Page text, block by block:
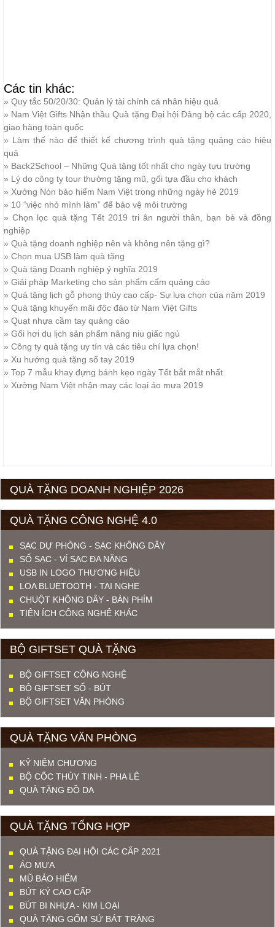
Các tin khác:
» Quy tắc 50/20/30: Quản lý tài chính cá nhân hiệu quả
» Nam Việt Gifts Nhận thầu Quà tặng Đại hội Đảng bộ các cấp 2020,
giao hàng toàn quốc
» Làm thế nào để thiết kế chương trình quà tặng quảng cáo hiệu
quả
» Back2School – Những Quà tặng tốt nhất cho ngày tựu trường
» Lý do công ty tour thường tặng mũ, gối tựa đầu cho khách
» Xưởng Nón bảo hiểm Nam Việt trong những ngày hè 2019
» 10 “việc nhỏ mình làm” để bảo vệ môi trường
»Chọn lọc quà tặng Tết 2019 tri ân người thân, bạn bè và đồng
nghiệp
» Quà tặng doanh nghiệp nên và không nên tặng gì?
» Chọn mua USB làm quà tặng
» Quà tặng Doanh nghiệp ý nghĩa 2019
» Giải pháp Marketing cho sản phẩm cấm quảng cáo
» Quà tặng lịch gỗ phong thủy cao cấp- Sự lựa chọn của năm 2019
» Quà tặng khuyến mãi độc đáo từ Nam Việt Gifts
» Quạt nhựa cầm tay quảng cáo
» Gối hơi du lịch sản phẩm nâng niu giấc ngủ
» Công ty quà tặng uy tín và các tiêu chí lựa chọn!
» Xu hướng quà tặng sổ tay 2019
» Top 7 mẫu khay đựng bánh kẹo ngày Tết bắt mắt nhất
» Xưởng Nam Việt nhận may các loại áo mưa 2019
QUÀ TẶNG DOANH NGHIỆP 2026
QUÀ TẶNG CÔNG NGHỆ 4.0
SẠC DỰ PHÒNG - SẠC KHÔNG DÂY
SỔ SẠC - VÍ SẠC ĐA NĂNG
USB IN LOGO THƯƠNG HIỆU
LOA BLUETOOTH - TAI NGHE
CHUỘT KHÔNG DÂY - BÀN PHÍM
TIỆN ÍCH CÔNG NGHỆ KHÁC
BỘ GIFTSET QUÀ TẶNG
BỘ GIFTSET CÔNG NGHỆ
BỘ GIFTSET SỔ - BÚT
BỘ GIFTSET VĂN PHÒNG
QUÀ TẶNG VĂN PHÒNG
KỶ NIỆM CHƯƠNG
BỘ CỐC THỦY TINH - PHA LÊ
QUÀ TẶNG ĐỒ DA
QUÀ TẶNG TỔNG HỢP
QUÀ TẶNG ĐẠI HỘI CÁC CẤP 2021
ÁO MƯA
MŨ BẢO HIỂM
BÚT KÝ CAO CẤP
BÚT BI NHỰA - KIM LOẠI
QUÀ TẶNG GỐM SỨ BÁT TRÀNG